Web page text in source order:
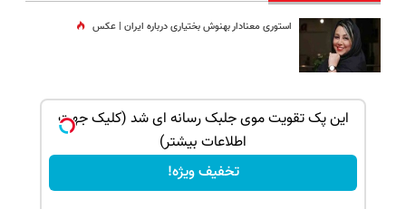
استوری معنادار بهنوش بختیاری درباره ایران | عکس
این پک تقویت موی جلبک رسانه ای شد (کلیک جهت
اطلاعات بیشتر)
تخفیف ویژه!